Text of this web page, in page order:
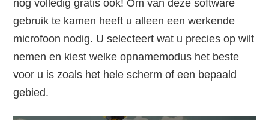
nog volledig gratis ook! Om van deze software
gebruik te kamen heeft u alleen een werkende
microfoon nodig. U selecteert wat u precies op wilt
nemen en kiest welke opnamemodus het beste
voor u is zoals het hele scherm of een bepaald
gebied.